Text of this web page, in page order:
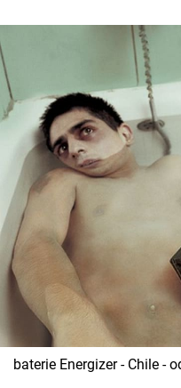
baterie Energizer - Chile -